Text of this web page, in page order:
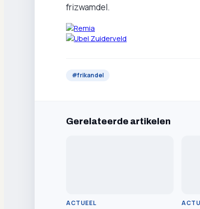
frizwamdel.
#frikandel
Gerelateerde artikelen
ACTUEEL